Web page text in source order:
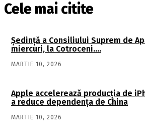
Cele mai citite
Şedinţă a Consiliului Suprem de
miercuri, la Cotroceni….
MARTIE 10, 2026
Apple accelerează producția de
a reduce dependența de China
MARTIE 10, 2026